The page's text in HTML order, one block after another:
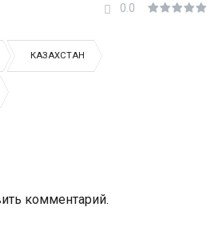
0.0
КАЗАХСТАН
комментарий.